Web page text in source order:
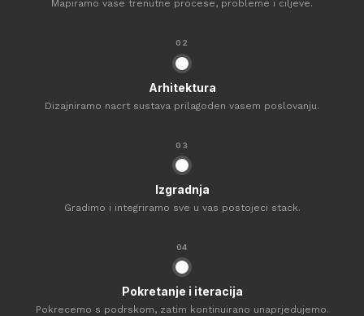
Mapiramo vase trenutne procese, probleme i ciljeve.
02
Arhitektura
Dizajniramo nacrt sustava prilagoden vasem poslovanju.
03
Izgradnja
Gradimo i integriramo sve u vas postojeci stack.
04
Pokretanje i iteracija
Pokrecemo s podrskom, zatim kontinuirano unaprjedujemo.